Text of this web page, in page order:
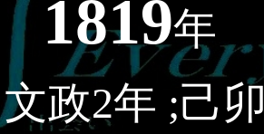
1819年
文政2年 ;己卯